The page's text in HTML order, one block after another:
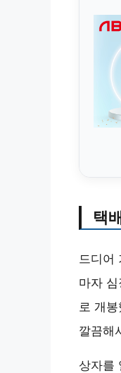
택
드디어
마자
로 개
깔끔해
상자를